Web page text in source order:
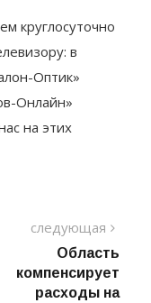
круглосуточно
в
Оптик»
Онлайн»
на этих
следующая
Область
компенсирует
расходы на